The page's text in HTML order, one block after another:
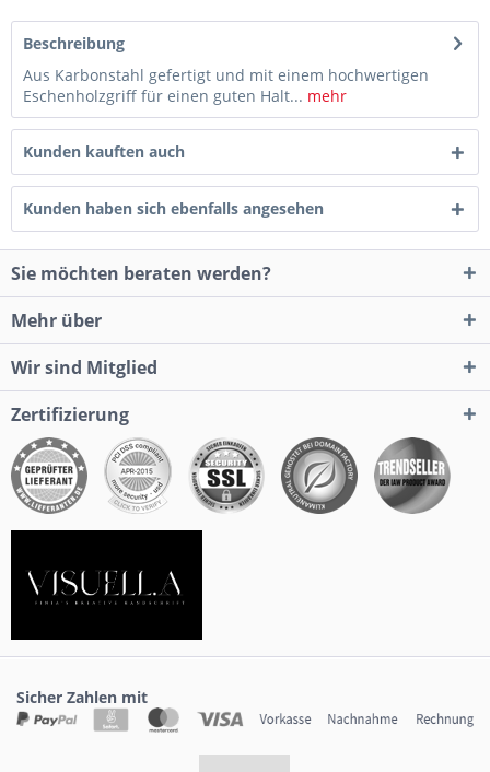
Beschreibung
Aus Karbonstahl gefertigt und mit einem hochwertigen
Eschenholzgriff für einen guten Halt... mehr
Kunden kauften auch
Kunden haben sich ebenfalls angesehen
Sie möchten beraten werden?
Mehr über
Wir sind Mitglied
Zertifizierung
Sicher Zahlen mit